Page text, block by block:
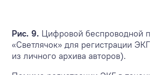
Рис. 9. Цифровой беспроводной
«Светлячок» для регистрации
из личного архива авторов).